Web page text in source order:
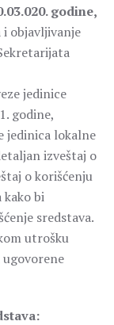
godine,
i objavljivanje
jedinice
godine,
jedinica lokalne
izveštaj o
o korišćenju
kako bi
sredstava.
utrošku
ugovorene